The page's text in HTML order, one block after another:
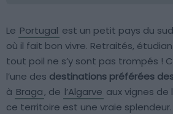
Le Portugal est un petit pays du
où il fait bon vivre. Retraités,
tout poil ne s’y sont pas trompés !
l’une des destinations préférées
à Braga, de l’Algarve aux vignes de
ce territoire est une vraie splendeur.